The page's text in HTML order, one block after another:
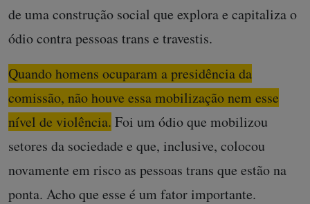
de uma construção social que explora e capitaliza o
ódio contra pessoas trans e travestis.
Quando homens ocuparam a presidência da
comissão, não houve essa mobilização nem esse
nível de violência. Foi um ódio que mobilizou
setores da sociedade e que, inclusive, colocou
novamente em risco as pessoas trans que estão na
ponta. Acho que esse é um fator importante.